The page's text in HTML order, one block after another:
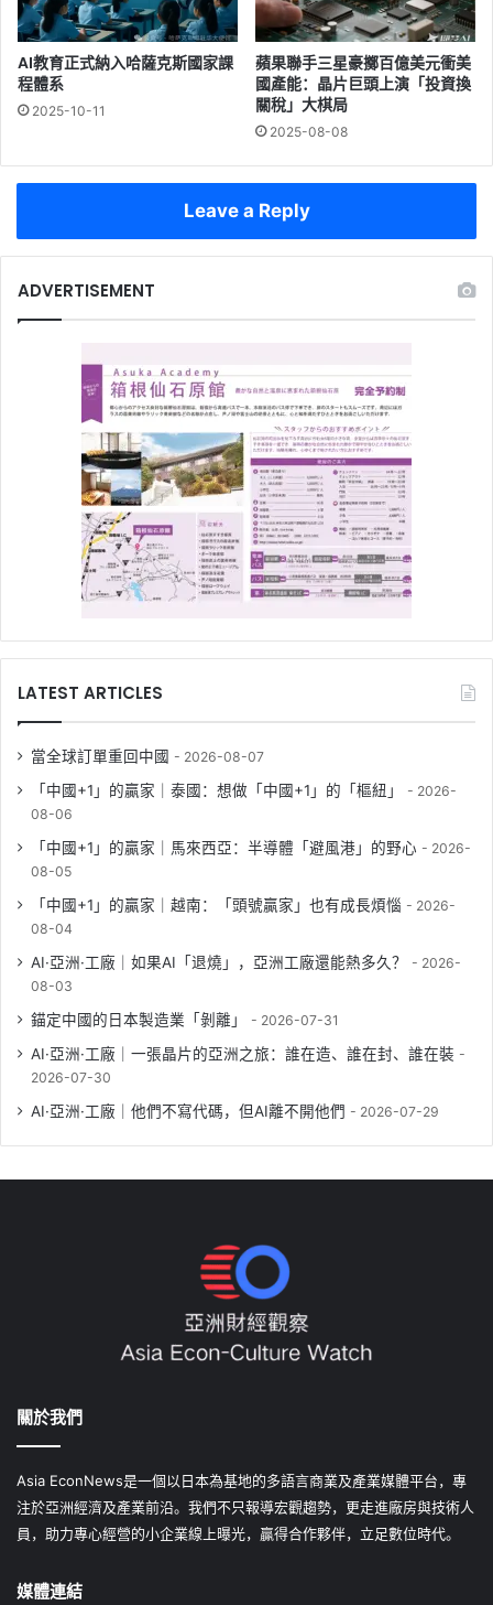
AI教育正式納入哈薩克斯國家課
程體系
2025-10-11
蘋果聯手三星豪擲百億美元衝美
國產能：晶片巨頭上演「投資換
關稅」大棋局
2025-08-08
Leave a Reply
ADVERTISEMENT
LATEST ARTICLES
當全球訂單重回中國 2026-08-07
「中國+1」的贏家｜泰國：想做「中國+1」的「樞紐」
2026-
08-06
「中國+1」的贏家｜馬來西亞：半導體「避風港」的野心
2026-
08-05
「中國+1」的贏家｜越南：「頭號贏家」也有成長煩惱
2026-
08-04
AI·亞洲·工廠｜如果AI「退燒」，亞洲工廠還能熱多久？
2026-
08-03
錨定中國的日本製造業「剝離」 2026-07-31
AI·亞洲·工廠｜一張晶片的亞洲之旅：誰在造、誰在封、誰在裝
2026-07-30
AI·亞洲·工廠｜他們不寫代碼，但AI離不開他們 2026-07-29
關於我們
Asia EconNews是一個以日本為基地的多語言商業及產業媒體平台，專
注於亞洲經濟及產業前沿。我們不只報導宏觀趨勢，更走進廠房與技術人
員，助力專心經營的小企業線上曝光，贏得合作夥伴，立足數位時代。
媒體連結